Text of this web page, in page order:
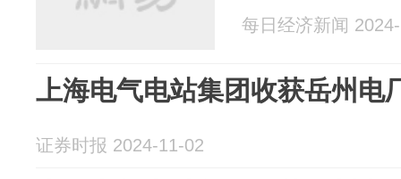
每日经济新闻
上海电气电站集团收获岳州电
证券时报 2024-11-02